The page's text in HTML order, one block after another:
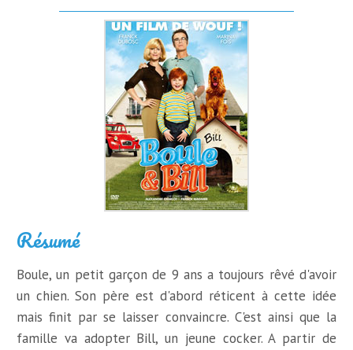
Résumé
Boule, un petit garçon de 9 ans a toujours rêvé d'avoir
un chien. Son père est d'abord réticent à cette idée
mais finit par se laisser convaincre. C'est ainsi que la
famille va adopter Bill, un jeune cocker. A partir de